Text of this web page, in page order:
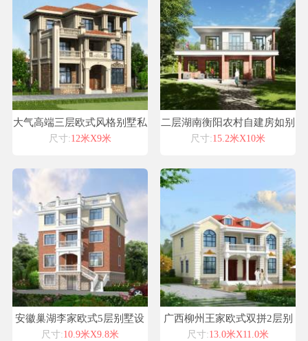
大气高端三层欧式风格别墅私
人订制设计图纸施工图纸
尺寸:12米X9米
二层湖南衡阳农村自建房如别
墅施工图纸造型真石漆设计
尺寸:15.2米X10米
安徽巢湖李家欧式5层别墅设
计喜天下别墅设计案例
尺寸:10.9米X9.8米
广西柳州王家欧式双拼2层别
墅设计喜天下别墅设计案例
尺寸:13.0米X11.0米